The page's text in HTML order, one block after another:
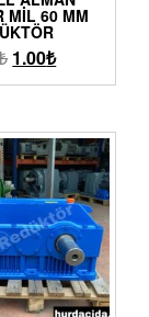
MIL 60 MM
1.00₺